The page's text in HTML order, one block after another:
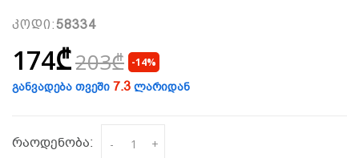
კოდი:58334
174₾203₾ -14%
განვადება თვეში 7.3 ლარიდან
რაოდენობა: - +